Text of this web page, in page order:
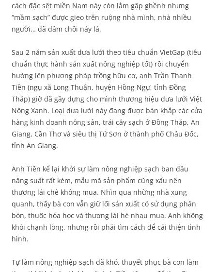
cách đặc sệt miền Nam này còn lắm gập ghềnh nhưng
“mầm sạch” được gieo trên ruộng nhà mình, nhà nhiều
người… đã đâm chồi nảy lá.
Sau 2 năm sản xuất dưa lưới theo tiêu chuẩn VietGap (tiêu
chuẩn thực hành sản xuất nông nghiệp tốt) rồi chuyển
hướng lên phương pháp trồng hữu cơ, anh Trần Thanh
Tiền (ngụ xã Long Thuận, huyện Hồng Ngự, tỉnh Đồng
Tháp) giờ đã gầy dựng cho mình thương hiệu dưa lưới Việt
Nông Xanh. Loại dưa lưới này đang được bán khắp các cửa
hàng kinh doanh nông sản, trái cây sạch ở Đồng Tháp, An
Giang, Cần Thơ và siêu thị Tứ Sơn ở thành phố Châu Đốc,
tỉnh An Giang.
Anh Tiền kể lại khởi sự làm nông nghiệp sạch ban đầu
năng suất rất kém, mẫu mã sản phẩm cũng xấu nên
thương lái chê không mua. Nhìn qua những nhà xung
quanh, thấy bà con vẫn giữ lối sản xuất có sử dụng phân
bón, thuốc hóa học và thương lái hè nhau mua. Anh không
khỏi chạnh lòng, nhưng rồi phải tìm cách để cải thiện tình
hình.
Tự làm nông nghiệp sạch đã khó, thuyết phục bà con làm